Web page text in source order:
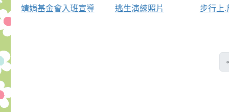
靖娟基金會入班宣導 逃生演練照片 步行上.
«